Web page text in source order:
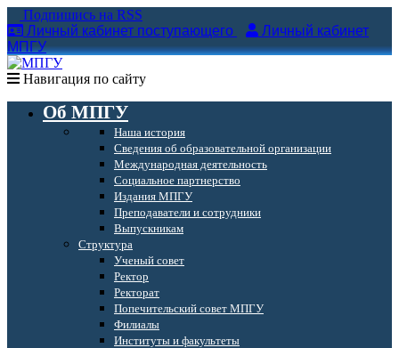
Подпишись на RSS
Личный кабинет поступающего
Личный кабинет
МПГУ
Навигация по сайту
Об МПГУ
Наша история
Сведения об образовательной организации
Международная деятельность
Социальное партнерство
Издания МПГУ
Преподаватели и сотрудники
Выпускникам
Структура
Ученый совет
Ректор
Ректорат
Попечительский совет МПГУ
Филиалы
Институты и факультеты